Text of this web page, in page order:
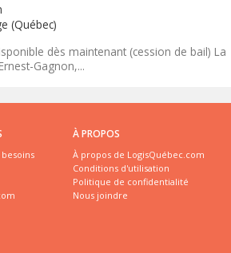
(Québec)
dès maintenant (cession de bail) La
Gagnon,...
À PROPOS
À propos de LogisQuébec.com
Conditions d'utilisation
Politique de confidentialité
Nous joindre